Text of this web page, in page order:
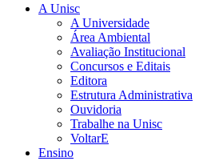
A Unisc
A Universidade
Área Ambiental
Avaliação Institucional
Concursos e Editais
Editora
Estrutura Administrativa
Ouvidoria
Trabalhe na Unisc
VoltarE
Ensino